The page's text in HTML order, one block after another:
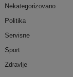
Nekategorizovano
Politika
Servisne
Sport
Zdravlje